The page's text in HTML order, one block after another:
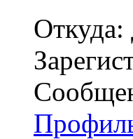
Откуда: